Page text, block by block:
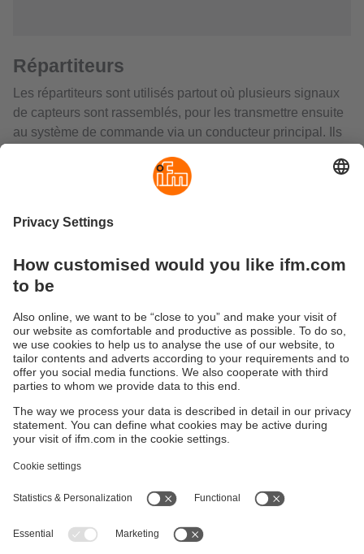
Répartiteurs
Les répartiteurs sont utilisés partout où plusieurs signaux
de capteurs sont rassemblés, pour les transmettre ensuite
au système de commande via un conducteur principal. Ils
d'humidité et leur matériau est hautement résistant aux
commutation dans certaines versions sont particulièrement
surmoulage complet, les répartiteurs sont résistants aux
chocs et aux vibrations et conviennent particulièrement à
sévère. Les raccordements des répartiteurs sont étanchés
de manière durable et fiable même en cas de montage
sans outils. La butée intégrée protège le joint torique de la
destruction en cas de serrage excessif de l'écrou.
Durabilité
Sites (EN)
Responsible Disclosure